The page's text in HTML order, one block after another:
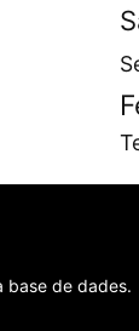
base de dades.